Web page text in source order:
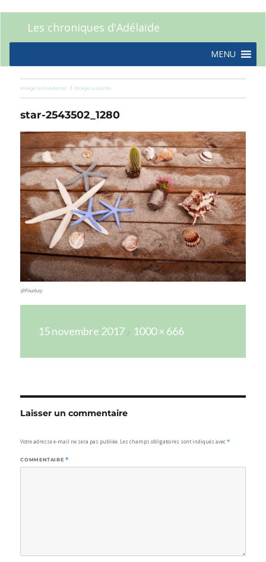
Les chroniques d'Adélaïde
MENU
Image précédente Image suivante
star-2543502_1280
@Pixabay
15 novembre 2017
réelle
1000 × 666
Laisser un commentaire
Votre adresse e-mail ne sera pas publiée. Les champs obligatoires sont indiqués avec*
COMMENTAIRE *